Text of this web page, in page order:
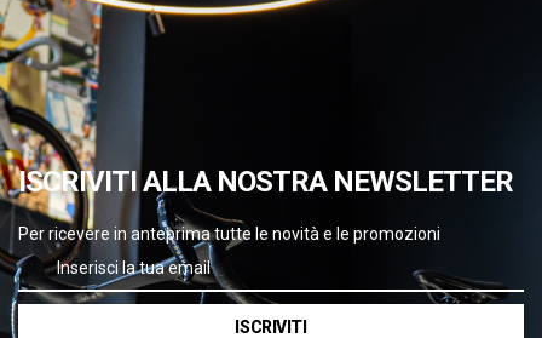
ISCRIVITI ALLA NOSTRA NEWSLETTER
Per ricevere in anteprima tutte le novità e le promozioni
ISCRIVITI